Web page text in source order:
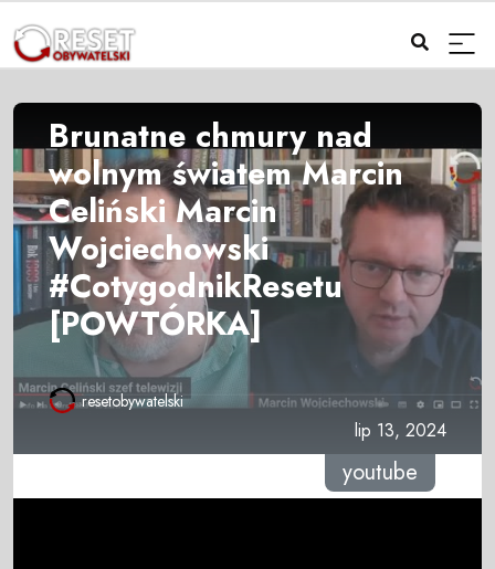
Brunatne chmury nad
wolnym światem Marcin
Celiński Marcin
Wojciechowski
#CotygodnikResetu
[POWTÓRKA]
resetobywatelski
lip 13, 2024
youtube